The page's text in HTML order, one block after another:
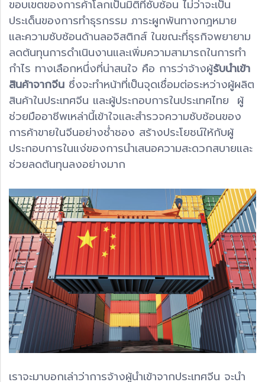
ขอบเขตของการค้าโลกเป็นมิติที่ซับซ้อน ไม่ว่าจะเป็น
ประเด็นของการทำธุรกรรม ภาระผูกพันทางกฎหมาย
และความซับซ้อนด้านลอจิสติกส์ ในขณะที่ธุรกิจพยายาม
ลดต้นทุนการดำเนินงานและเพิ่มความสามารถในการทำ
กำไร ทางเลือกหนึ่งที่น่าสนใจ คือ การว่าจ้างผู้รับนำเข้า
สินค้าจากจีน ซึ่งจะทำหน้าที่เป็นจุดเชื่อมต่อระหว่างผู้ผลิต
สินค้าในประเทศจีน และผู้ประกอบการในประเทศไทย ผู้
ช่วยมืออาชีพเหล่านี้เข้าใจและสำรวจความซับซ้อนของ
การค้าขายในจีนอย่างช่ำชอง สร้างประโยชน์ให้กับผู้
ประกอบการในแง่ของการนำเสนอความสะดวกสบายและ
ช่วยลดต้นทุนลงอย่างมาก
เราจะมาบอกเล่าว่าการจ้างผู้นำเข้าจากประเทศจีน จะนำ